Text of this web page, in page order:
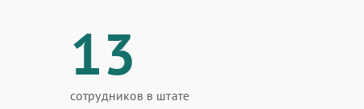
13
сотрудников в штате